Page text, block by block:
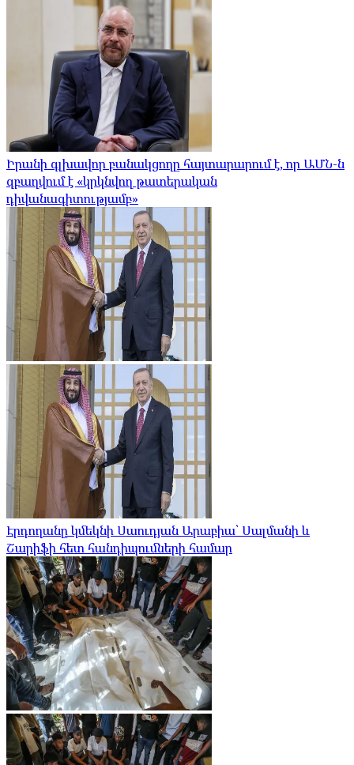
Իրանի գլխավոր բանակցողը հայտարարում է, որ ԱՄՆ-ն
զբաղվում է «կրկնվող թատերական
դիվանագիտությամբ»
Էրդողանը կմեկնի Սաուդյան Արաբիա՝ Սալմանի և
Շարիֆի հետ հանդիպումների համար